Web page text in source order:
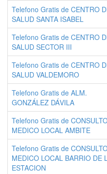
Telefono Gratis de CENTRO
SALUD SANTA ISABEL
Telefono Gratis de CENTRO
SALUD SECTOR III
Telefono Gratis de CENTRO
SALUD VALDEMORO
Telefono Gratis de ALM.
GONZÁLEZ DÁVILA
Telefono Gratis de
MEDICO LOCAL AMBITE
Telefono Gratis de
MEDICO LOCAL BARRIO DE
ESTACION